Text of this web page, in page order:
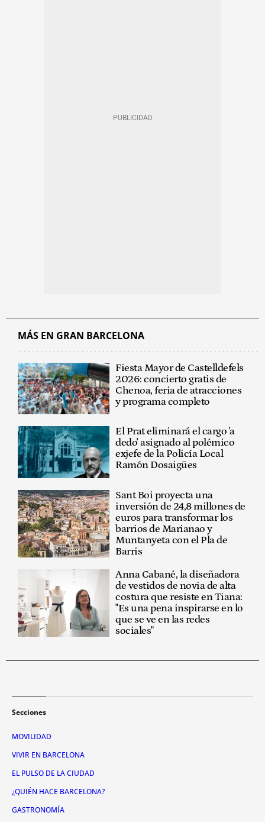
MÁS EN GRAN BARCELONA
Fiesta Mayor de Castelldefels
2026: concierto gratis de
Chenoa, feria de atracciones
y programa completo
El Prat eliminará el cargo 'a
dedo' asignado al polémico
exjefe de la Policía Local
Ramón Dosaigües
Sant Boi proyecta una
inversión de 24,8 millones de
euros para transformar los
barrios de Marianao y
Muntanyeta con el Pla de
Barris
Anna Cabané, la diseñadora
de vestidos de novia de alta
costura que resiste en Tiana:
"Es una pena inspirarse en lo
que se ve en las redes
sociales"
Secciones
MOVILIDAD
VIVIR EN BARCELONA
EL PULSO DE LA CIUDAD
¿QUIÉN HACE BARCELONA?
GASTRONOMÍA